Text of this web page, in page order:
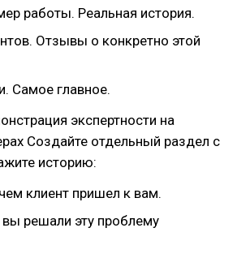
работы. Реальная история.
Отзывы о конкретно этой
Самое главное.
экспертности на
Создайте отдельный раздел с
историю:
клиент пришел к вам.
решали эту проблему